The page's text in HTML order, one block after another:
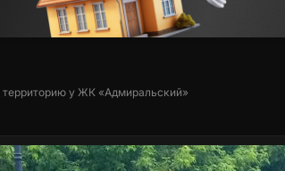
у ЖК «Адмиральский»